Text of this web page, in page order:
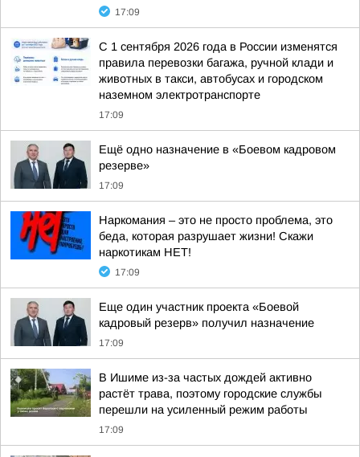
17:09
С 1 сентября 2026 года в России изменятся
правила перевозки багажа, ручной клади и
животных в такси, автобусах и городском
наземном электротранспорте
17:09
Ещё одно назначение в «Боевом кадровом
резерве»
17:09
Наркомания – это не просто проблема, это
беда, которая разрушает жизни! Скажи
наркотикам НЕТ!
17:09
Еще один участник проекта «Боевой
кадровый резерв» получил назначение
17:09
В Ишиме из-за частых дождей активно
растёт трава, поэтому городские службы
перешли на усиленный режим работы
17:09